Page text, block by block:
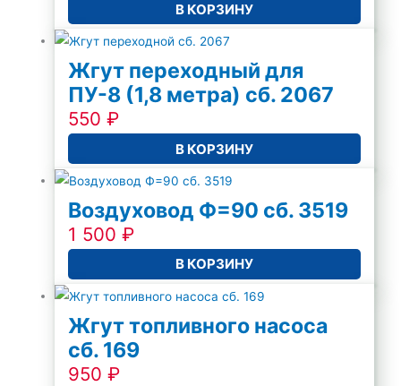
В КОРЗИНУ
Жгут переходный для
ПУ-8 (1,8 метра) сб. 2067
550₽
В КОРЗИНУ
Воздуховод Ф=90 сб. 3519
1 500₽
В КОРЗИНУ
Жгут топливного насоса
сб. 169
950₽